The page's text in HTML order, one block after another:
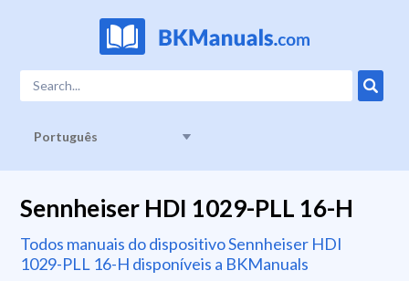
Português
Sennheiser HDI 1029-PLL 16-H
Todos manuais do dispositivo Sennheiser HDI
1029-PLL 16-H disponíveis a BKManuals